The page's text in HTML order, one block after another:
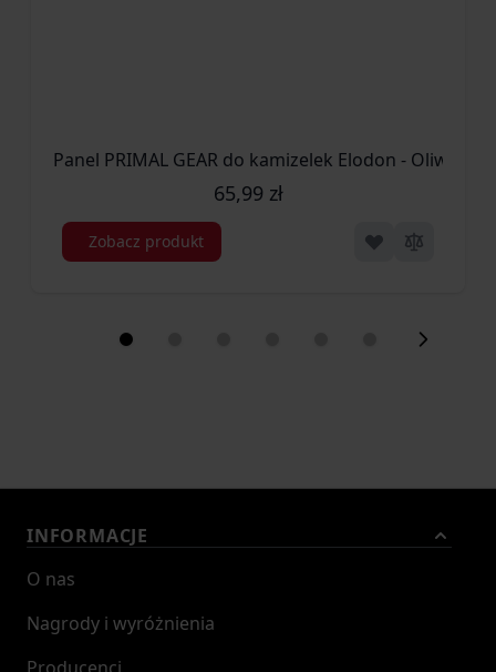
Panel PRIMAL GEAR do kamizelek Elodon - Oliwkowy
65,99 zł
Zobacz produkt
INFORMACJE
O nas
Nagrody i wyróżnienia